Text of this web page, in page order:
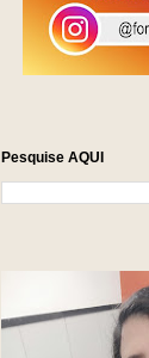
Pesquise AQUI